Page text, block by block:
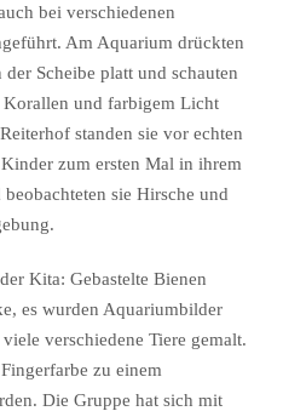
bei verschiedenen
Am Aquarium drückten
Scheibe platt und schauten
Korallen und farbigem Licht
standen sie vor echten
zum ersten Mal in ihrem
beobachteten sie Hirsche und
Kita: Gebastelte Bienen
es wurden Aquariumbilder
verschiedene Tiere gemalt.
zu einem
Die Gruppe hat sich mit